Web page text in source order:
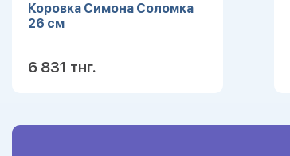
Коровка Симона Соломка
26 см
6 831 тнг.